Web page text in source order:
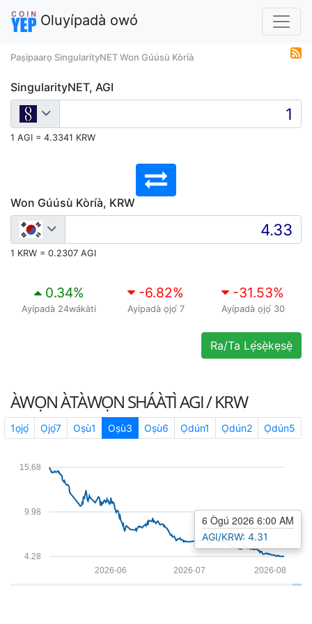
Oluyípadà owó
Paṣipaarọ SingularityNET Won Gúúsù Kòríà
SingularityNET, AGI
1 AGI = 4.3341 KRW
Won Gúúsù Kòríà, KRW
1 KRW = 0.2307 AGI
0.34%
Ayípadà 24wákàtí
-6.82%
Ayípadà ọjọ́ 7
-31.53%
Ayípadà ọjọ́ 30
Ra/Ta Lẹ́sẹ̀kẹsẹ̀
ÀWỌN ÀTÀWỌN SHÁÀTÌAGI / KRW
1ọjọ́ Ọjọ́7 Oṣù1 Oṣù3 Oṣù6 Ọdún1 Ọdún2 Ọdún5
4.28
9.98
15.68
2026-08
2026-07
2026-06
6 Ògú 2026 6:00 AM
AGI/KRW: 4.31